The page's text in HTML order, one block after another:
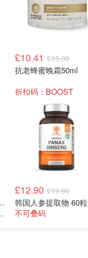
£10.41 £15.00
抗老蜂蜜晚霜50ml
折扣码：BOOST
3000mg 90粒
可叠码
£12.90 £19.90
韩国人参提取物 60粒
不可叠码